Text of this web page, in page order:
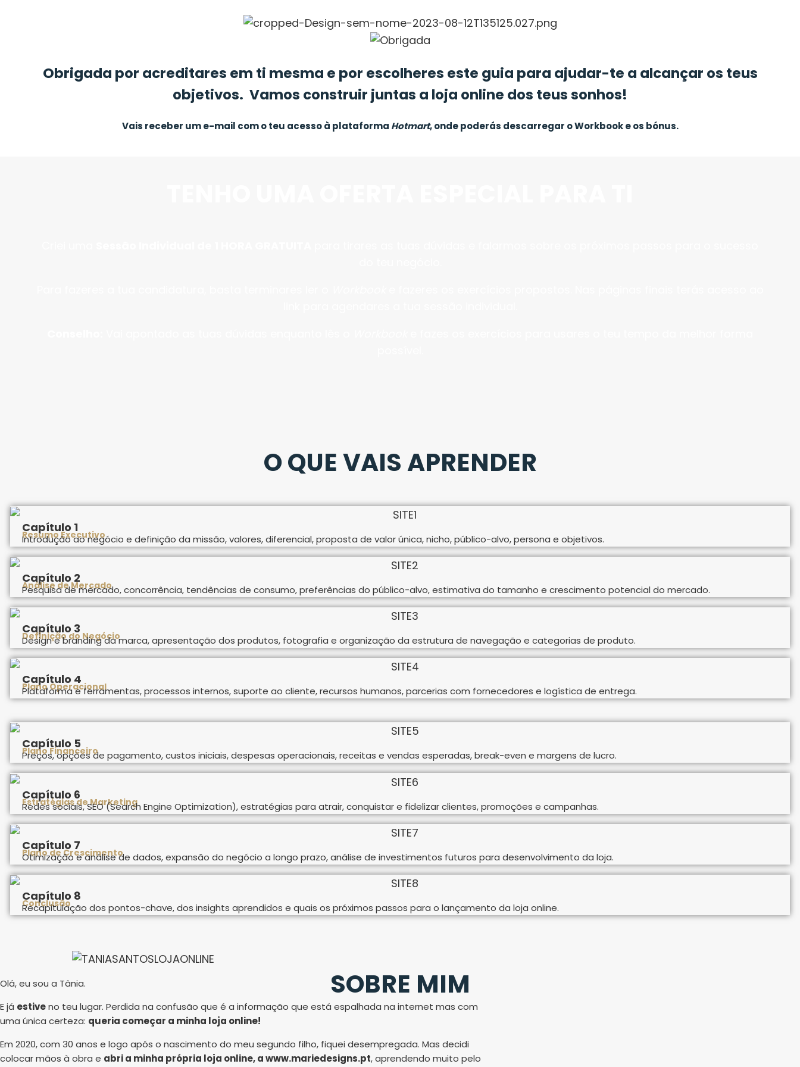
Obrigada por acreditares em ti mesma e por escolheres este guia para ajudar-te a alcançar os teus
objetivos. Vamos construir juntas a loja online dos teus sonhos!
Vais receber um e-mail com o teu acesso à plataforma Hotmart, onde poderás descarregar o Workbook e os bónus.
O QUE VAIS APRENDER
Capítulo 1
Resumo Executivo
Introdução ao negócio e definição da missão, valores, diferencial, proposta de valor única, nicho, público-alvo, persona e objetivos.
Capítulo 2
Análise de Mercado
Pesquisa de mercado, concorrência, tendências de consumo, preferências do público-alvo, estimativa do tamanho e crescimento potencial do mercado.
Capítulo 3
Definição do Negócio
Design e branding da marca, apresentação dos produtos, fotografia e organização da estrutura de navegação e categorias de produto.
Capítulo 4
Plano Operacional
Plataforma e ferramentas, processos internos, suporte ao cliente, recursos humanos, parcerias com fornecedores e logística de entrega.
Capítulo 5
Plano Financeiro
Preços, opções de pagamento, custos iniciais, despesas operacionais, receitas e vendas esperadas, break-even e margens de lucro.
Capítulo 6
Estratégias de Marketing
Redes sociais, SEO (Search Engine Optimization), estratégias para atrair, conquistar e fidelizar clientes, promoções e campanhas.
Capítulo 7
Plano de Crescimento
Otimização e análise de dados, expansão do negócio a longo prazo, análise de investimentos futuros para desenvolvimento da loja.
Capítulo 8
Conclusão
Recapitulação dos pontos-chave, dos insights aprendidos e quais os próximos passos para o lançamento da loja online.
SOBRE MIM
Olá, eu sou a Tânia.
E já estiveno teu lugar. Perdida na confusão que é a informação que está espalhada na internet mas com
uma única certeza: queria começar a minha loja online!
Em 2020, com 30 anos e logo após o nascimento do meu segundo filho, fiquei desempregada. Mas decidi
colocar mãos à obra e abri a minha própria loja online, a www.mariedesigns.pt, aprendendo muito pelo